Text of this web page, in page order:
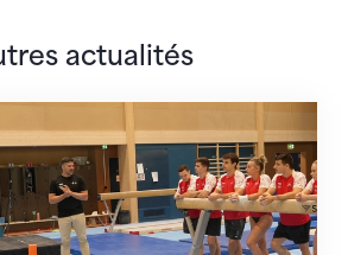
actualités
avec des objectifs clairs